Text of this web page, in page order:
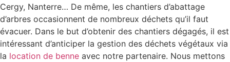
Cergy, Nanterre… De même, les chantiers d’abattage
d’arbres occasionnent de nombreux déchets qu’il faut
évacuer. Dans le but d’obtenir des chantiers dégagés, il est
intéressant d’anticiper la gestion des déchets végétaux via
la location de benne avec notre partenaire. Nous mettons